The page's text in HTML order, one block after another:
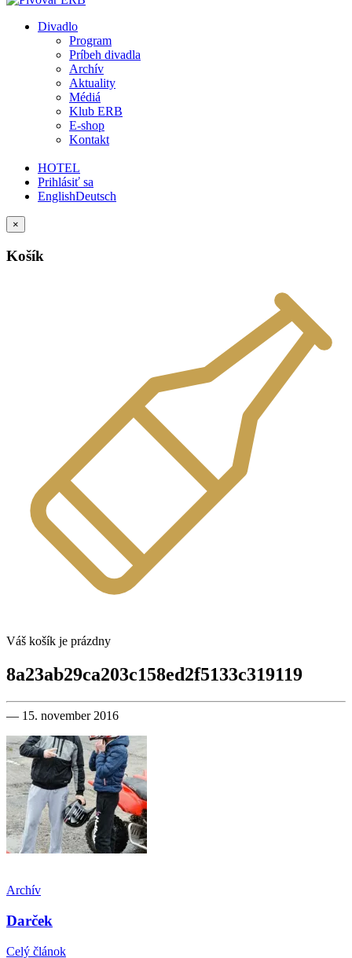
Divadlo
Program
Príbeh divadla
Archív
Aktuality
Médiá
Klub ERB
E-shop
Kontakt
HOTEL
Prihlásiť sa
EnglishDeutsch
×
Košík
Váš košík je prázdny
8a23ab29ca203c158ed2f5133c319119
— 15. november 2016
Archív
Darček
Celý článok